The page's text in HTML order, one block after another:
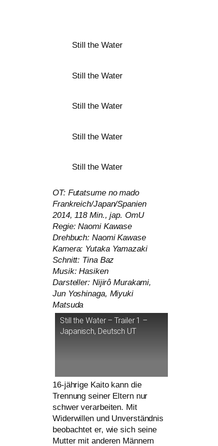
Still the Water
Still the Water
Still the Water
Still the Water
Still the Water
OT: Futatsume no mado
Frankreich/Japan/Spanien
2014, 118 Min., jap. OmU
Regie: Naomi Kawase
Drehbuch: Naomi Kawase
Kamera: Yutaka Yamazaki
Schnitt: Tina Baz
Musik: Hasiken
Darsteller: Nijirô Murakami,
Jun Yoshinaga, Miyuki
Matsuda
Still the Water – Trailer 1 –
Japanisch, Deutsch UT
16-jäh­ri­ge Kaito kann die
Trennung sei­ner Eltern nur
schwer ver­ar­bei­ten. Mit
Widerwillen und Unverständnis
beob­ach­tet er, wie sich sei­ne
Mutter mit ande­ren Männern